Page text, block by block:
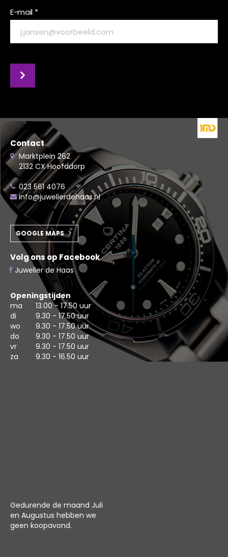
E-mail *
Contact
Marktplein 262
2132 CX Hoofddorp
023 561 4076
info@juwelierdehaas.nl
GOOGLE MAPS
Volg ons op Facebook
Juwelier de Haas
Openingstijden
ma
13.00 - 17.50 uur
di
9.30 - 17.50 uur
wo
9.30 - 17.50 uur
do
9.30 - 17.50 uur
vr
9.30 - 17.50 uur
za
9.30 - 16.50 uur
Gedurende de maand Juli
en Augustus hebben we
geen koopavond.